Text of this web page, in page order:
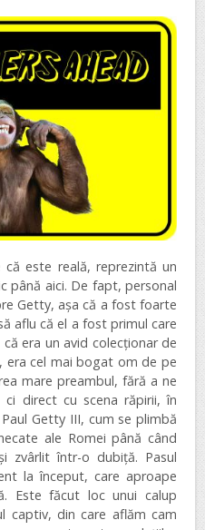
este reală, reprezintă un
până aici. De fapt, personal
Getty, așa că a fost foarte
aflu că el a fost primul care
era un avid colecționar de
era cel mai bogat om de pe
mare preambul, fără a ne
direct cu scena răpirii, în
Getty III, cum se plimbă
ale Romei până când
zvârlit într-o dubiță. Pasul
la început, care aproape
Este făcut loc unui calup
captiv, din care aflăm cam